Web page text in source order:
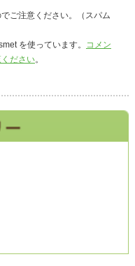
ご注意ください。（スパム
を使っています。 コメン
ださい。